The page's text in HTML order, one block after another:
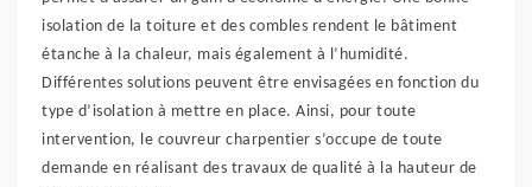
isolation de la toiture et des combles rendent le bâtiment
étanche à la chaleur, mais également à l’humidité.
Différentes solutions peuvent être envisagées en fonction du
type d’isolation à mettre en place. Ainsi, pour toute
intervention, le couvreur charpentier s’occupe de toute
demande en réalisant des travaux de qualité à la hauteur de